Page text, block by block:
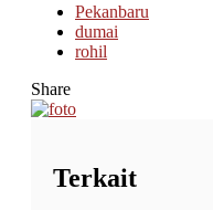
Pekanbaru
dumai
rohil
Share
Terkait